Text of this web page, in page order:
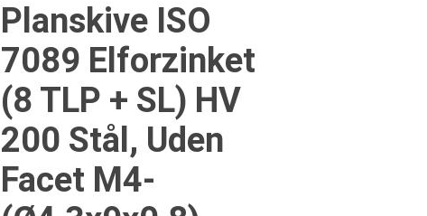
Planskive ISO
7089 Elforzinket
(8 TLP + SL) HV
200 Stål, Uden
Facet M4-